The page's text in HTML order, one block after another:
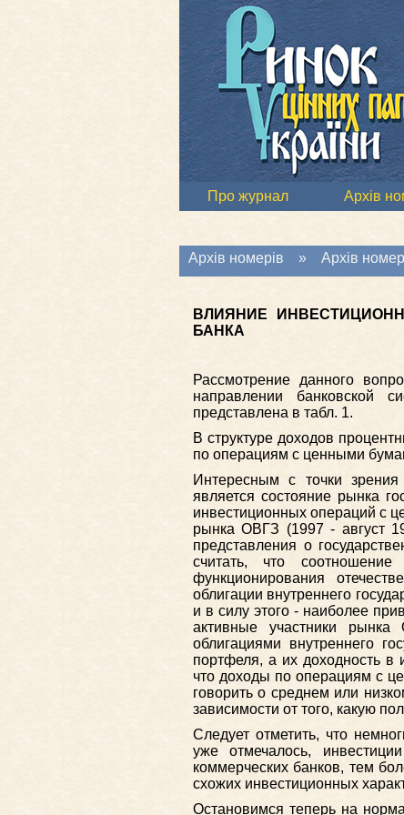
Про журнал Архів
Архів номерів » Архів
ВЛИЯНИЕ
БАНКА
Рассмотрение данного
направлении банковской
представлена в табл. 1.
В структуре доходов
по операциям с ценными
Интересным с точки
является состояние рынка
инвестиционных операций с
рынка ОВГЗ (1997 - август
представления о
считать, что
функционирования
облигации внутреннего
и в силу этого - наиболее
активные участники
облигациями внутреннего
портфеля, а их доходность в
что доходы по операциям с
говорить о среднем или
зависимости от того, какую
Следует отметить, что
уже отмечалось,
коммерческих банков, тем
схожих инвестиционных
Остановимся теперь на